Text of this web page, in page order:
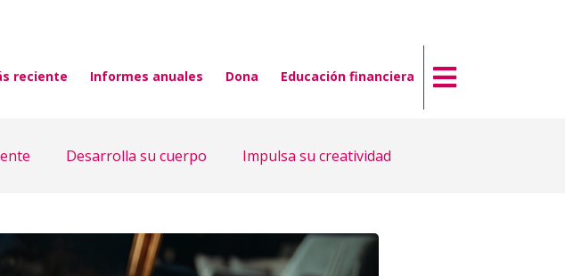
reciente Informes anuales Dona Educación financiera
Desarrolla su cuerpo Impulsa su creatividad